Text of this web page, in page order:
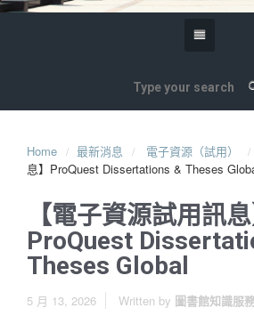
Home 最新消息 電子資源（試用）
息】ProQuest Dissertations & Theses
【電子資源試用訊息
ProQuest
Theses Global
5 月 13, 2026 Written by 圖書館知識服